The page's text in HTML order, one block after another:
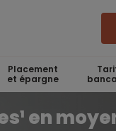
Placement
et épargne
en